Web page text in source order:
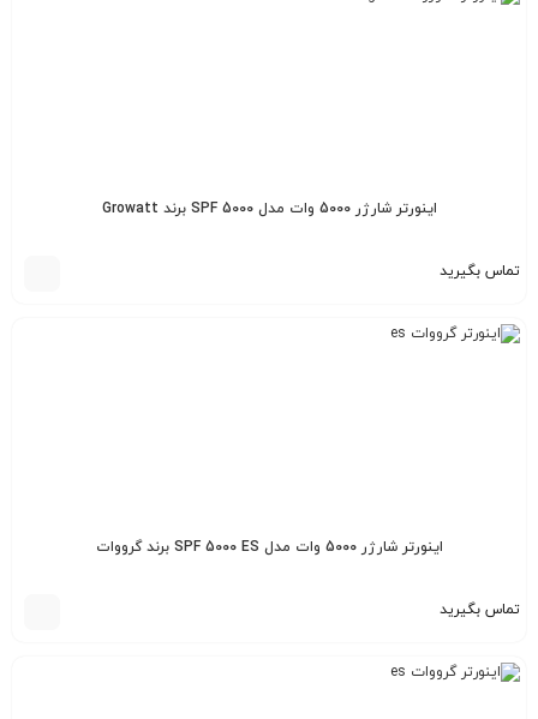
اینورتر شارژر 5000 وات مدل SPF 5000 برند Growatt
تماس بگیرید
اینورتر شارژر 5000 وات مدل SPF 5000 ES برند گرووات
تماس بگیرید